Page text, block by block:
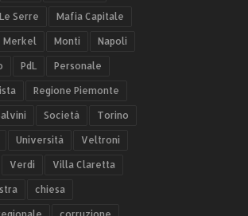
Le Serre Mafia Capitale
Merkel Monti Napoli
PdL Personale
Regione Piemonte
Società Torino
Università Veltroni
Verdi Villa Claretta
chiesa